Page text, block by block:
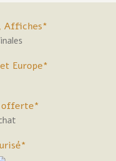
Affiches*
Europe*
offerte*